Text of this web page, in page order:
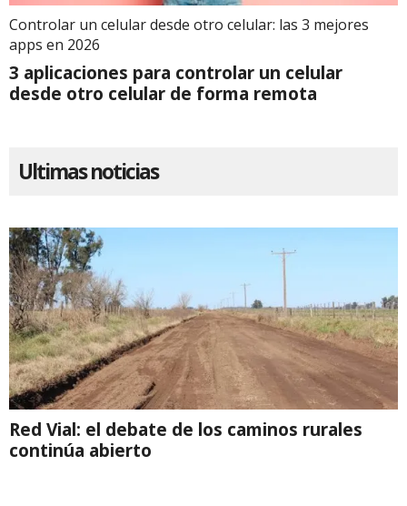
Controlar un celular desde otro celular: las 3 mejores
apps en 2026
3 aplicaciones para controlar un celular
desde otro celular de forma remota
Ultimas noticias
Red Vial: el debate de los caminos rurales
continúa abierto